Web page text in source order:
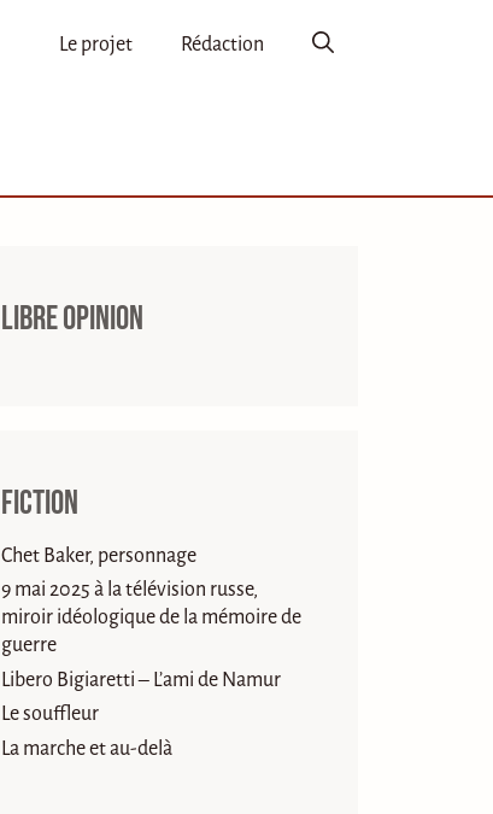
Le projet Rédaction
Libre opinion
Fiction
Chet Baker, personnage
9 mai 2025 à la télévision russe,
miroir idéologique de la mémoire de
guerre
Libero Bigiaretti – L’ami de Namur
Le souffleur
La marche et au-delà